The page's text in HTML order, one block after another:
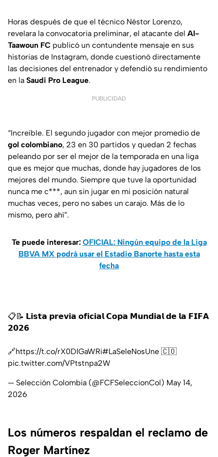
Horas después de que el técnico Néstor Lorenzo,
revelara la convocatoria preliminar, el atacante del Al-
Taawoun FC publicó un contundente mensaje en sus
historias de Instagram, donde cuestionó directamente
las decisiones del entrenador y defendió su rendimiento
en la Saudi Pro League.
PUBLICIDAD
“Increíble. El segundo jugador con mejor promedio de
gol colombiano, 23 en 30 partidos y quedan 2 fechas
peleando por ser el mejor de la temporada en una liga
que es mejor que muchas, donde hay jugadores de los
mejores del mundo. Siempre que tuve la oportunidad
nunca me c***, aun sin jugar en mi posición natural
muchas veces, pero no sabes un carajo. Más de lo
mismo, pero ahí”.
Te puede interesar: OFICIAL: Ningún equipo de la Liga
BBVA MX podrá usar el Estadio Banorte hasta esta
fecha
📋📝 𝗟𝗶𝘀𝘁𝗮 𝗽𝗿𝗲𝘃𝗶𝗮 𝗼𝗳𝗶𝗰𝗶𝗮𝗹 𝗖𝗼𝗽𝗮 𝗠𝘂𝗻𝗱𝗶𝗮𝗹 𝗱𝗲 𝗹𝗮 𝗙𝗜𝗙𝗔
𝟮𝟬𝟮𝟲
🔗https://t.co/rX0DIGaWRi#LaSeleNosUne 🇨🇴
pic.twitter.com/VPtstnpa2W
— Selección Colombia (@FCFSeleccionCol) May 14,
2026
Los números respaldan el reclamo de
Roger Martínez